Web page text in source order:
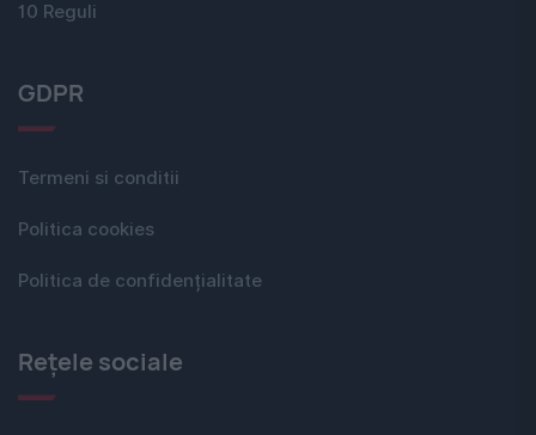
10 Reguli
GDPR
Termeni si conditii
Politica cookies
Politica de confidențialitate
Rețele sociale